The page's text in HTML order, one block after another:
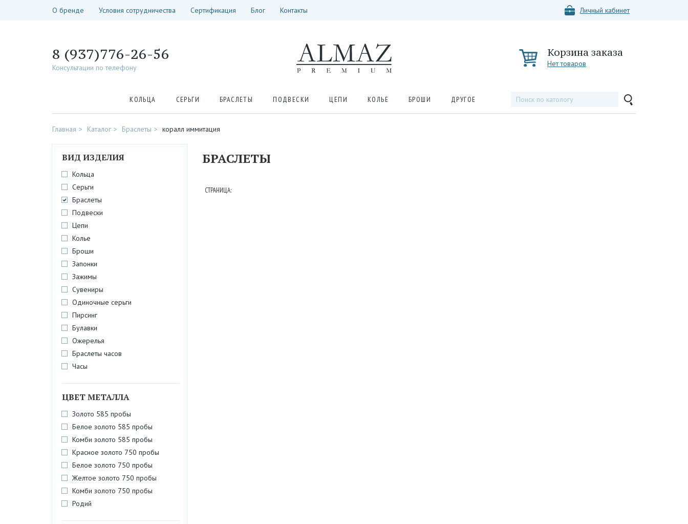
О бренде Условия сотрудничества Сертификация Блог Контакты Личный кабинет
8 (937)776-26-56
Консультации по телефону
Корзина заказа
Нет товаров
КОЛЬЦА СЕРЬГИ БРАСЛЕТЫ ПОДВЕСКИ ЦЕПИ КОЛЬЕ БРОШИ ДРУГОЕ
Главная Каталог Браслеты коралл иммитация
ВИД ИЗДЕЛИЯ
Кольца
Серьги
Браслеты
Подвески
Цепи
Колье
Броши
Запонки
Зажимы
Сувениры
Одиночные серьги
Пирсинг
Булавки
Ожерелья
Браслеты часов
Часы
ЦВЕТ МЕТАЛЛА
Золото 585 пробы
Белое золото 585 пробы
Комби золото 585 пробы
Красное золото 750 пробы
Белое золото 750 пробы
Желтое золото 750 пробы
Комби золото 750 пробы
Родий
БРАСЛЕТЫ
СТРАНИЦА: